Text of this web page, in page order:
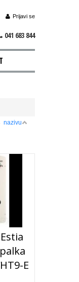
Prijavi se
041 683 844
nazivu
E